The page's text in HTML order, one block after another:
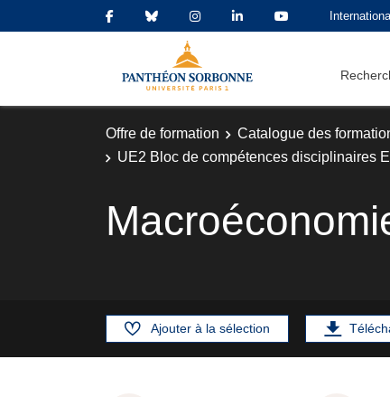
Offre de formation Catalogue des
UE2 Bloc de compétences disciplinaires
Ajouter à la sélection